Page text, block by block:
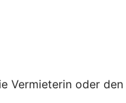
Vermieterin oder den